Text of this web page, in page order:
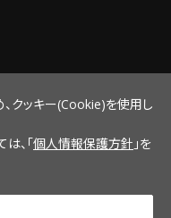
クッキー(Cookie)を使用し
、「個人情報保護方針 」を